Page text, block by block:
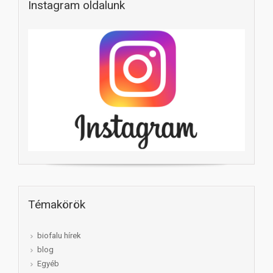
Instagram oldalunk
Témakörök
biofalu hírek
blog
Egyéb